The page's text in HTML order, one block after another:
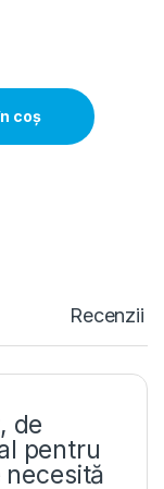
Rotund,
coș
Recenzii
de
pentru